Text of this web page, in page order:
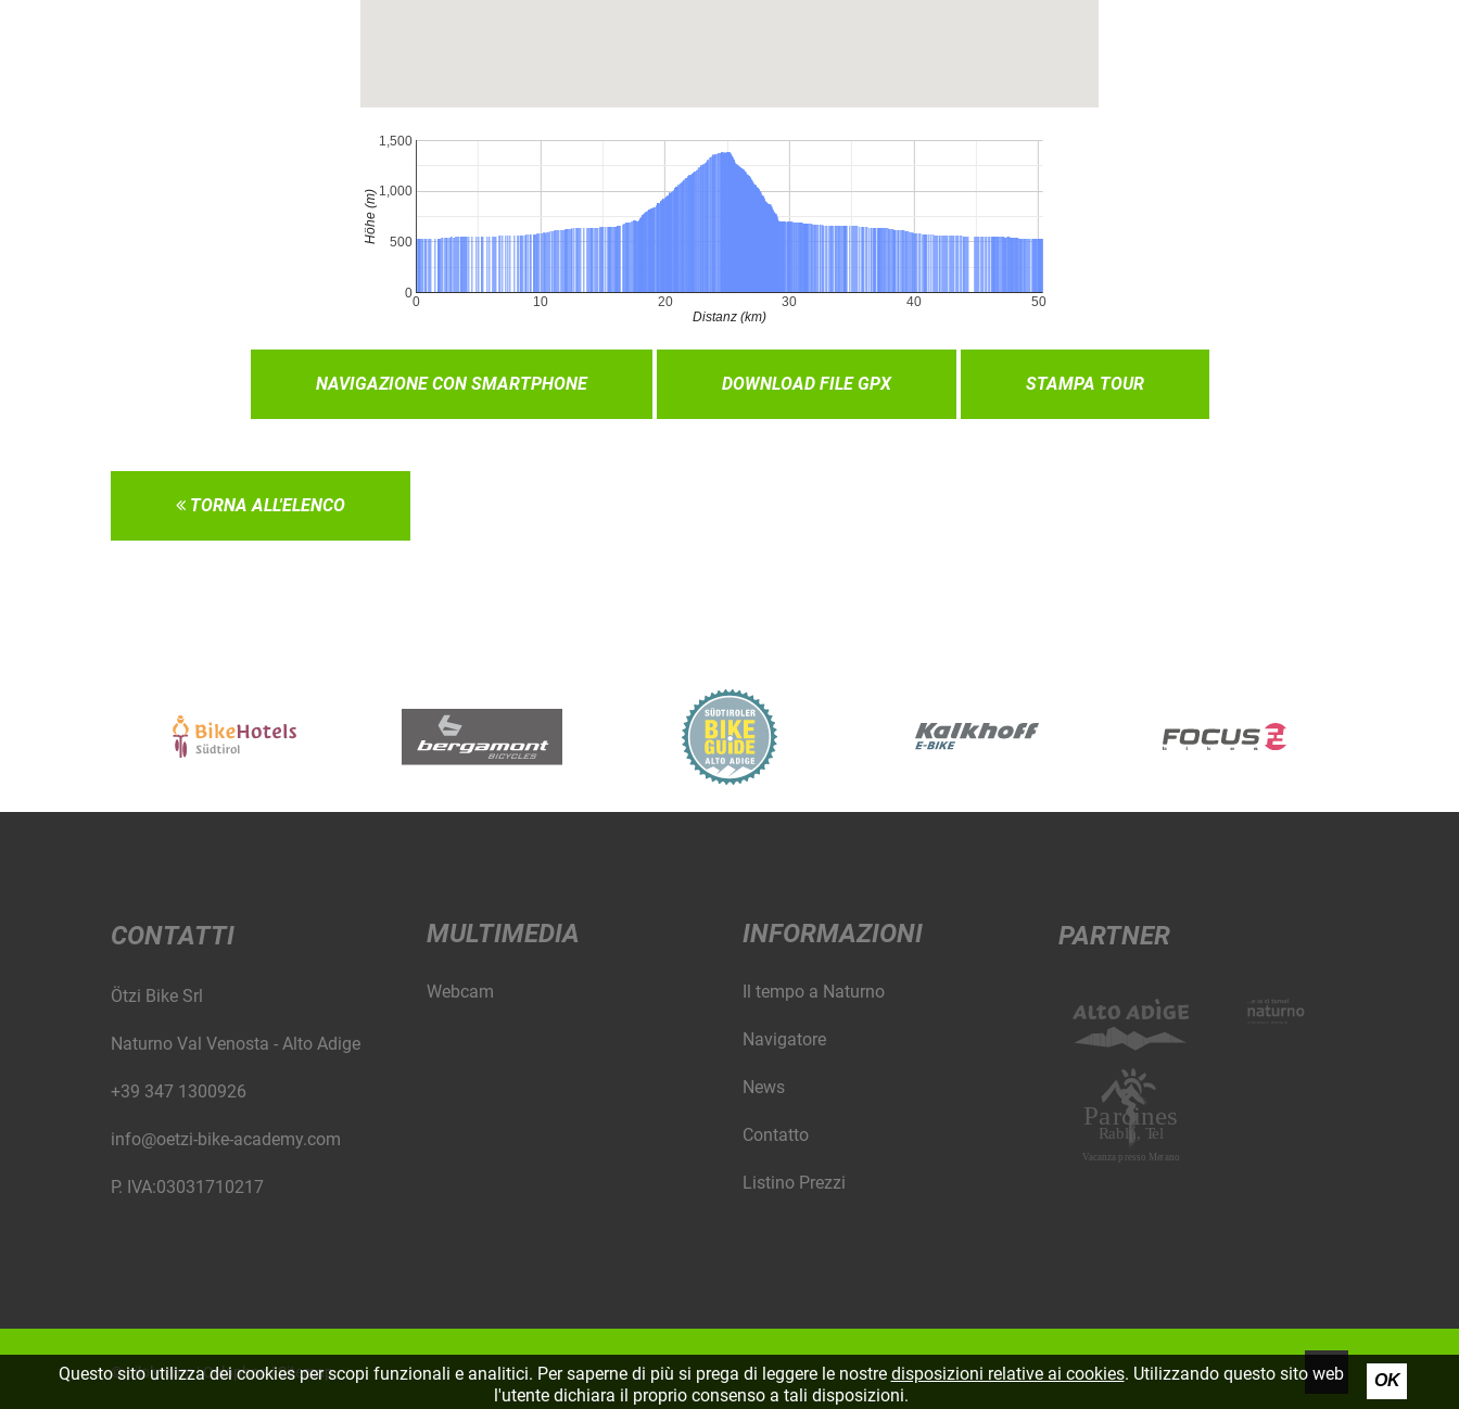
NAVIGAZIONE CON SMARTPHONE DOWNLOAD FILE GPX STAMPA TOUR
TORNA ALL'ELENCO
CONTATTI
Ötzi Bike Srl
Naturno Val Venosta - Alto Adige
+39 347 1300926
info@oetzi-bike-academy.com
P. IVA:03031710217
MULTIMEDIA
Webcam
INFORMAZIONI
Il tempo a Naturno
Navigatore
News
Contatto
Listino Prezzi
PARTNER
© piloly.com|Colophon| Sitemap
Questo sito utilizza dei cookies per scopi funzionali e analitici. Per saperne di più si prega di leggere le nostre disposizioni relative ai cookies. Utilizzando questo sito web
l'utente dichiara il proprio consenso a tali disposizioni.
OK